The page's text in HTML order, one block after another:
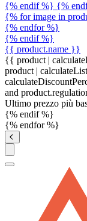
{% endif %} {%
{% for image in
{% endfor %}
{% endif %}
{{ product.name }}
{{ product |
product |
and
Ultimo prezzo più
{% endif %}
{% endfor %}